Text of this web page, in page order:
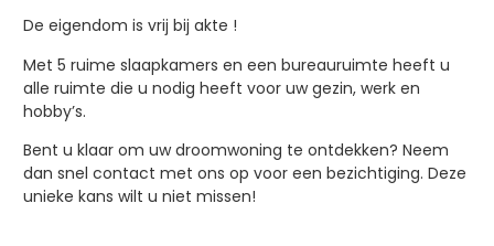
De eigendom is vrij bij akte !
Met 5 ruime slaapkamers en een bureauruimte heeft u
alle ruimte die u nodig heeft voor uw gezin, werk en
hobby’s.
Bent u klaar om uw droomwoning te ontdekken? Neem
dan snel contact met ons op voor een bezichtiging. Deze
unieke kans wilt u niet missen!